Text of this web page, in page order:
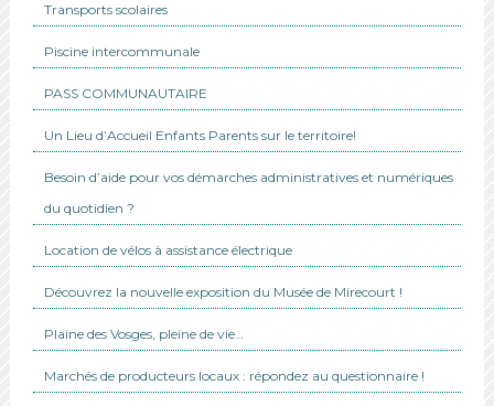
Transports scolaires
Piscine intercommunale
PASS COMMUNAUTAIRE
Un Lieu d’Accueil Enfants Parents sur le territoire!
Besoin d’aide pour vos démarches administratives et numériques
du quotidien ?
Location de vélos à assistance électrique
Découvrez la nouvelle exposition du Musée de Mirecourt !
Plaine des Vosges, pleine de vie…
Marchés de producteurs locaux : répondez au questionnaire !